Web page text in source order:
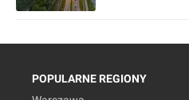
POPULARNE REGIONY